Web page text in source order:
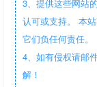
3、提供这些网站
认可或支持。 本
它们负任何责任。
4、如有侵权请邮
解！